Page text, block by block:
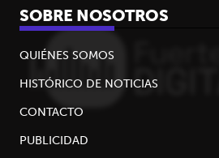
SOBRE NOSOTROS
QUIÉNES SOMOS
HISTÓRICO DE NOTICIAS
CONTACTO
PUBLICIDAD